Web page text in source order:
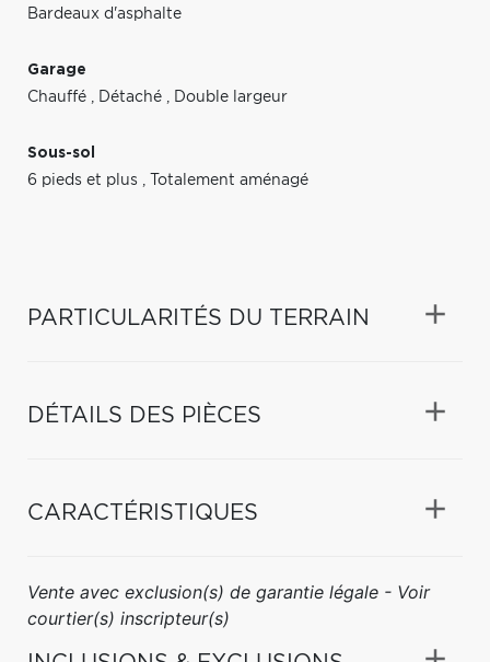
Bardeaux d'asphalte
Garage
Chauffé , Détaché , Double largeur
Sous-sol
6 pieds et plus , Totalement aménagé
PARTICULARITÉS DU TERRAIN
DÉTAILS DES PIÈCES
CARACTÉRISTIQUES
Vente avec exclusion(s) de garantie légale - Voir
courtier(s) inscripteur(s)